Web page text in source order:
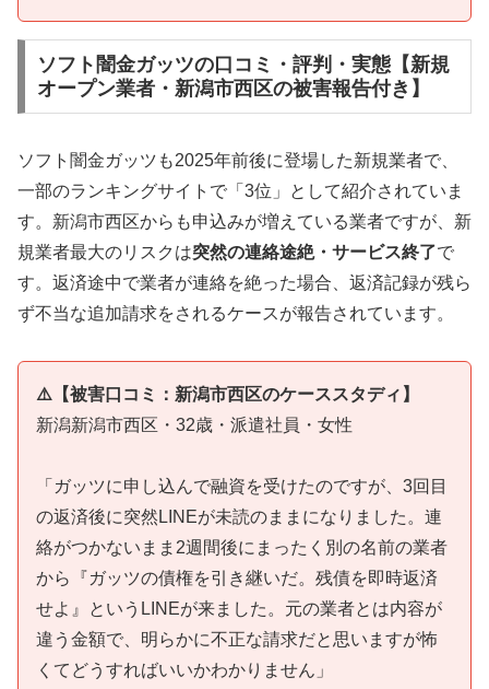
ソフト闇金ガッツの口コミ・評判・実態【新規
オープン業者・新潟市西区の被害報告付き】
ソフト闇金ガッツも2025年前後に登場した新規業者で、
一部のランキングサイトで「3位」として紹介されていま
す。新潟市西区からも申込みが増えている業者ですが、新
規業者最大のリスクは突然の連絡途絶・サービス終了で
す。返済途中で業者が連絡を絶った場合、返済記録が残ら
ず不当な追加請求をされるケースが報告されています。
⚠️【被害口コミ：新潟市西区のケーススタディ】
新潟新潟市西区・32歳・派遣社員・女性
「ガッツに申し込んで融資を受けたのですが、3回目
の返済後に突然LINEが未読のままになりました。連
絡がつかないまま2週間後にまったく別の名前の業者
から『ガッツの債権を引き継いだ。残債を即時返済
せよ』というLINEが来ました。元の業者とは内容が
違う金額で、明らかに不正な請求だと思いますが怖
くてどうすればいいかわかりません」